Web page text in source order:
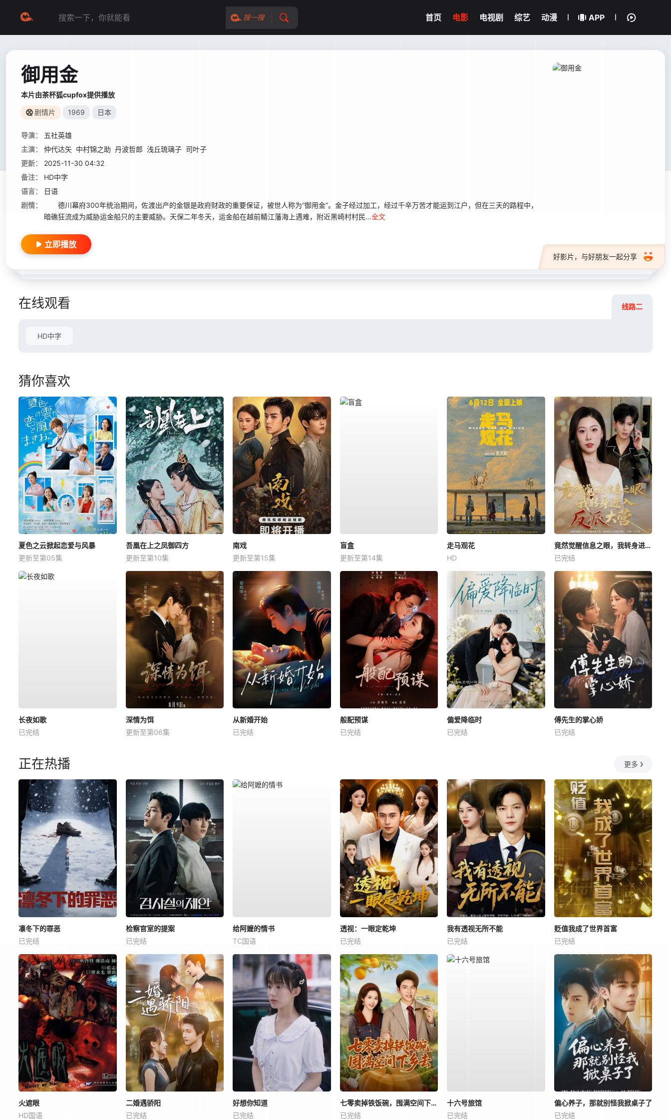
搜一搜 首页 电影 电视剧 综艺 动漫 APP
御用金
本片由茶杯狐cupfox提供播放
剧情片 1969 日本
导演：
五社英雄
主演：
仲代达矢 中村锦之助 丹波哲郎 浅丘琉璃子 司叶子
更新：
2025-11-30 04:32
备注：
HD中字
语言：
日语
剧情：
德川幕府300年统治期间，佐渡出产的金银是政府财政的重要保证，被世人称为“御用金”。金子经过加工，经过千辛万苦才能运到江户，但在三天的路程中，
暗礁狂流成为威胁运金船只的主要威胁。天保二年冬天，运金船在越前鲭江藩海上遇难，附近黑崎村村民...全文
好影片，与好朋友一起分享
立即播放
在线观看 线路二
HD中字
猜你喜欢
夏色之云掀起恋爱与风暴
更新至第05集
吾凰在上之凤御四方
更新至第10集
南戏
更新至第15集
盲盒
更新至第14集
走马观花
HD
竟然觉醒信息之眼，我转身进入反派大营
已完结
长夜如歌
已完结
深情为饵
更新至第06集
从新婚开始
已完结
般配预谋
已完结
偏爱降临时
已完结
傅先生的掌心娇
已完结
正在热播 更多
凛冬下的罪恶
已完结
检察官室的提案
已完结
给阿嬷的情书
TC国语
透视：一眼定乾坤
已完结
我有透视无所不能
已完结
贬值我成了世界首富
已完结
火遮眼
HD国语
二婚遇骄阳
已完结
好想你知道
已完结
七零卖掉铁饭碗，囤满空间下乡去
已完结
十六号旅馆
已完结
偏心养子，那就别怪我掀桌子了
已完结